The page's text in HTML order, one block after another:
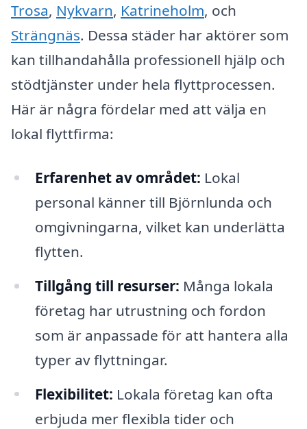
Trosa, Nykvarn, Katrineholm, och
Strängnäs. Dessa städer har aktörer som
kan tillhandahålla professionell hjälp och
stödtjänster under hela flyttprocessen.
Här är några fördelar med att välja en
lokal flyttfirma:
Erfarenhet av området: Lokal
personal känner till Björnlunda och
omgivningarna, vilket kan underlätta
flytten.
Tillgång till resurser: Många lokala
företag har utrustning och fordon
som är anpassade för att hantera alla
typer av flyttningar.
Flexibilitet: Lokala företag kan ofta
erbjuda mer flexibla tider och